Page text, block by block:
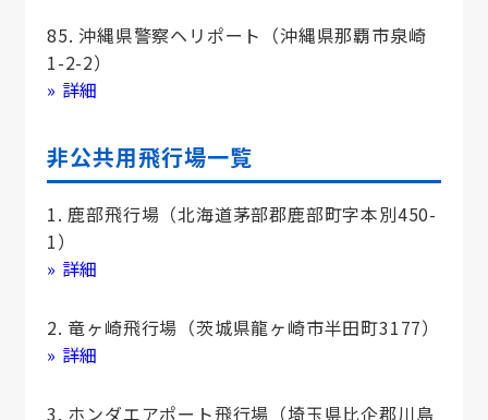
85. 沖縄県警察ヘリポート（沖縄県那覇市泉崎
1-2-2）
» 詳細
非公共用飛行場一覧
1. 鹿部飛行場（北海道茅部郡鹿部町字本別450-
1）
» 詳細
2. 竜ヶ崎飛行場（茨城県龍ヶ崎市半田町3177）
» 詳細
3. ホンダエアポート飛行場（埼玉県比企郡川島